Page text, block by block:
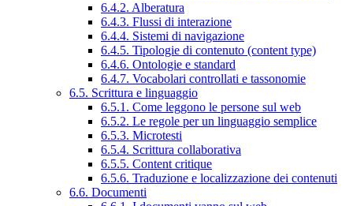
6.4.2. Alberatura
6.4.3. Flussi di interazione
6.4.4. Sistemi di navigazione
6.4.5. Tipologie di contenuto (content type)
6.4.6. Ontologie e standard
6.4.7. Vocabolari controllati e tassonomie
6.5. Scrittura e linguaggio
6.5.1. Come leggono le persone sul web
6.5.2. Le regole per un linguaggio semplice
6.5.3. Microtesti
6.5.4. Scrittura collaborativa
6.5.5. Content critique
6.5.6. Traduzione e localizzazione dei contenuti
6.6. Documenti